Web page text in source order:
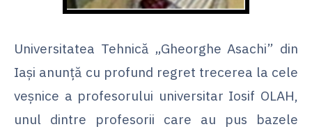
Universitatea Tehnică „Gheorghe Asachi” din
Iași anunță cu profund regret trecerea la cele
veșnice a profesorului universitar Iosif OLAH,
unul dintre profesorii care au pus bazele